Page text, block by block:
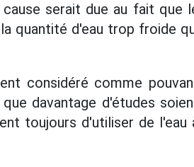
serait due au fait que
quantité d'eau trop froide
considéré comme
davantage d'études
toujours d'utiliser de l'eau